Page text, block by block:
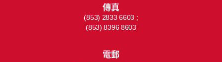
傳真
(853) 2833 6603 ;
(853) 8396 8603
電郵